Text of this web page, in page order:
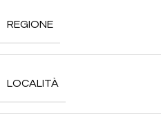
REGIONE
LOCALITÀ